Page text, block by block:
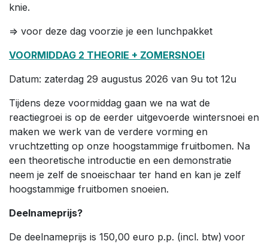
knie.
=> voor deze dag voorzie je een lunchpakket
VOORMIDDAG 2 THEORIE + ZOMERSNOEI
Datum: zaterdag 29 augustus 2026 van 9u tot 12u
Tijdens deze voormiddag gaan we na wat de
reactiegroei is op de eerder uitgevoerde wintersnoei en
maken we werk van de verdere vorming en
vruchtzetting op onze hoogstammige fruitbomen. Na
een theoretische introductie en een demonstratie
neem je zelf de snoeischaar ter hand en kan je zelf
hoogstammige fruitbomen snoeien.
Deelnameprijs?
De deelnameprijs is 150,00 euro p.p. (incl. btw) voor